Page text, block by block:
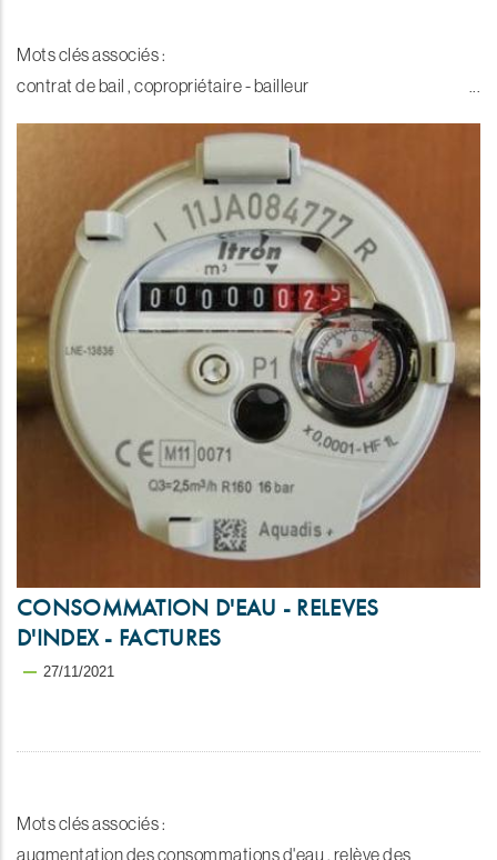
Mots clés associés :
contrat de bail , copropriétaire - bailleur
CONSOMMATION D'EAU - RELEVES
D'INDEX - FACTURES
27/11/2021
Mots clés associés :
augmentation des consommations d'eau , relève des